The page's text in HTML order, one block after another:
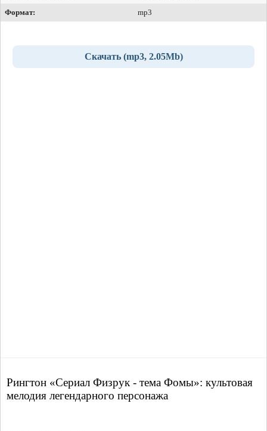
Формат:
mp3
Скачать (mp3, 2.05Mb)
Рингтон «Сериал Физрук - тема Фомы»: культовая
мелодия легендарного персонажа